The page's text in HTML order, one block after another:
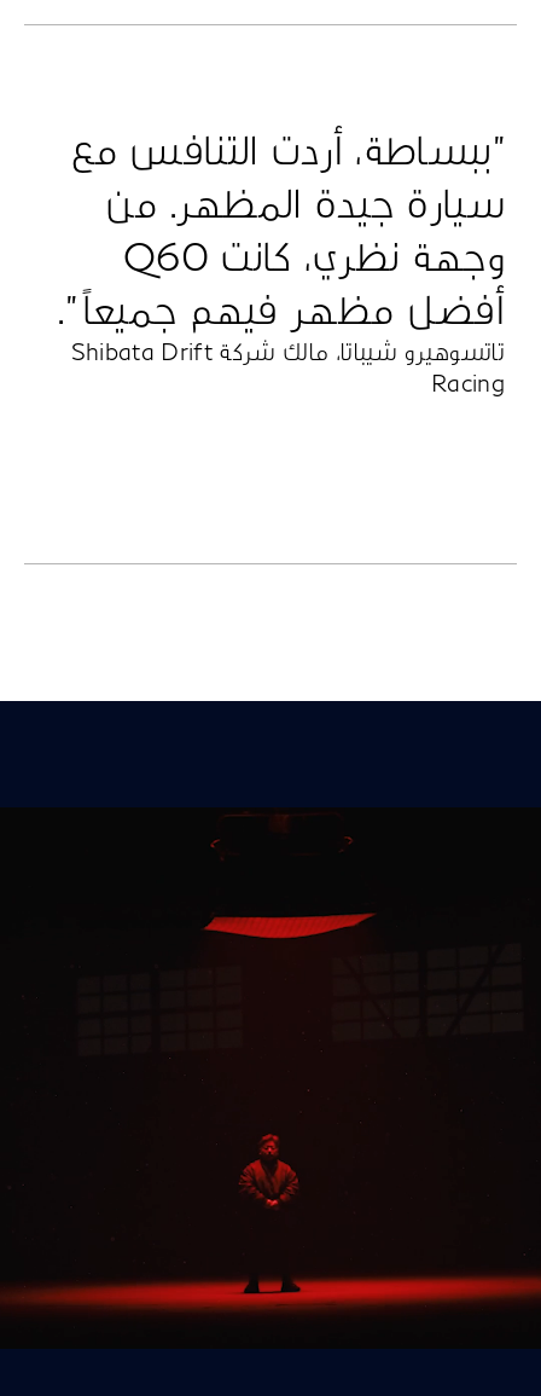
"ببساطة، أردت التنافس مع
سيارة جيدة المظهر. من
وجهة نظري، كانت Q60
أفضل مظهر فيهم جميعاً ".
تاتسوهيرو شيباتا، مالك شركة Shibata Drift
Racing